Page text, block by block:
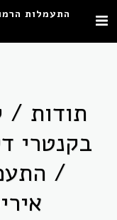
תודות /
בקנטרי
/